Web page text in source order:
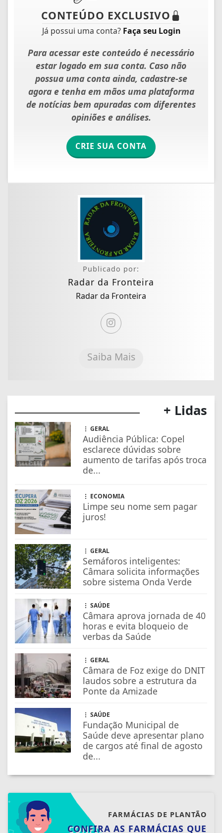
CONTEÚDO EXCLUSIVO
Já possui uma conta? Faça seu Login
Para acessar este conteúdo é necessário
estar logado em sua conta. Caso não
possua uma conta ainda, cadastre-se
agora e tenha em mãos uma plataforma
de notícias bem apuradas com diferentes
opiniões e análises.
CRIE SUA CONTA
Publicado por:
Radar da Fronteira
Radar da Fronteira
Saiba Mais
+ Lidas
GERAL
Audiência Pública: Copel
esclarece dúvidas sobre
aumento de tarifas após troca
de...
ECONOMIA
Limpe seu nome sem pagar
juros!
GERAL
Semáforos inteligentes:
Câmara solicita informações
sobre sistema Onda Verde
SAÚDE
Câmara aprova jornada de 40
horas e evita bloqueio de
verbas da Saúde
GERAL
Câmara de Foz exige do DNIT
laudos sobre a estrutura da
Ponte da Amizade
SAÚDE
Fundação Municipal de
Saúde deve apresentar plano
de cargos até final de agosto
de...
FARMÁCIAS DE PLANTÃO
CONFIRA AS FARMÁCIAS QUE